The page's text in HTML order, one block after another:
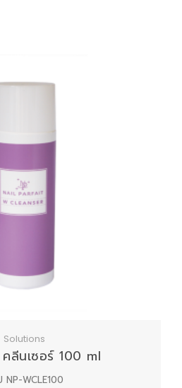
Solutions
ลีนเซอร์ 100 ml
NP-WCLE100